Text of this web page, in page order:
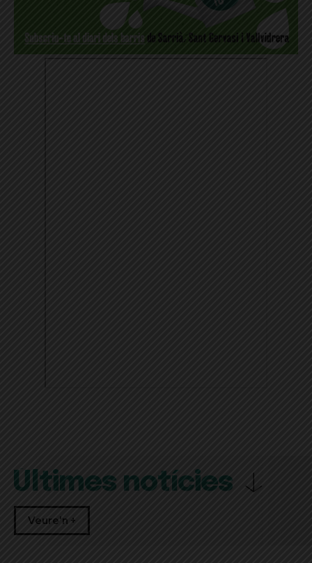
Últimes notícies
Veure'n +